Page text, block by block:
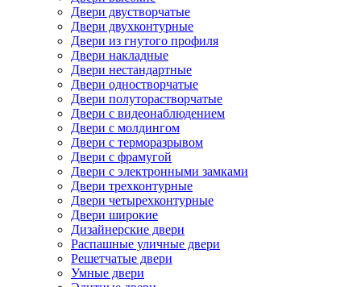
Двери двустворчатые
Двери двухконтурные
Двери из гнутого профиля
Двери накладные
Двери нестандартные
Двери одностворчатые
Двери полуторастворчатые
Двери с видеонаблюдением
Двери с молдингом
Двери с терморазрывом
Двери с фрамугой
Двери с электронными замками
Двери трехконтурные
Двери четырехконтурные
Двери широкие
Дизайнерские двери
Распашные уличные двери
Решетчатые двери
Умные двери